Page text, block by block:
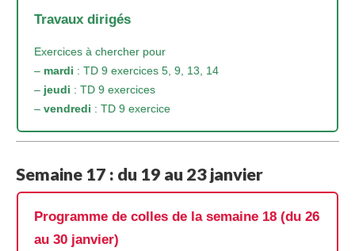
Travaux dirigés
Exercices à chercher pour
– mardi : TD 9 exercices 5, 9, 13, 14
– jeudi : TD 9 exercices
– vendredi : TD 9 exercice
Semaine 17 : du 19 au 23 janvier
Programme de colles de la semaine 18 (du 26
au 30 janvier)